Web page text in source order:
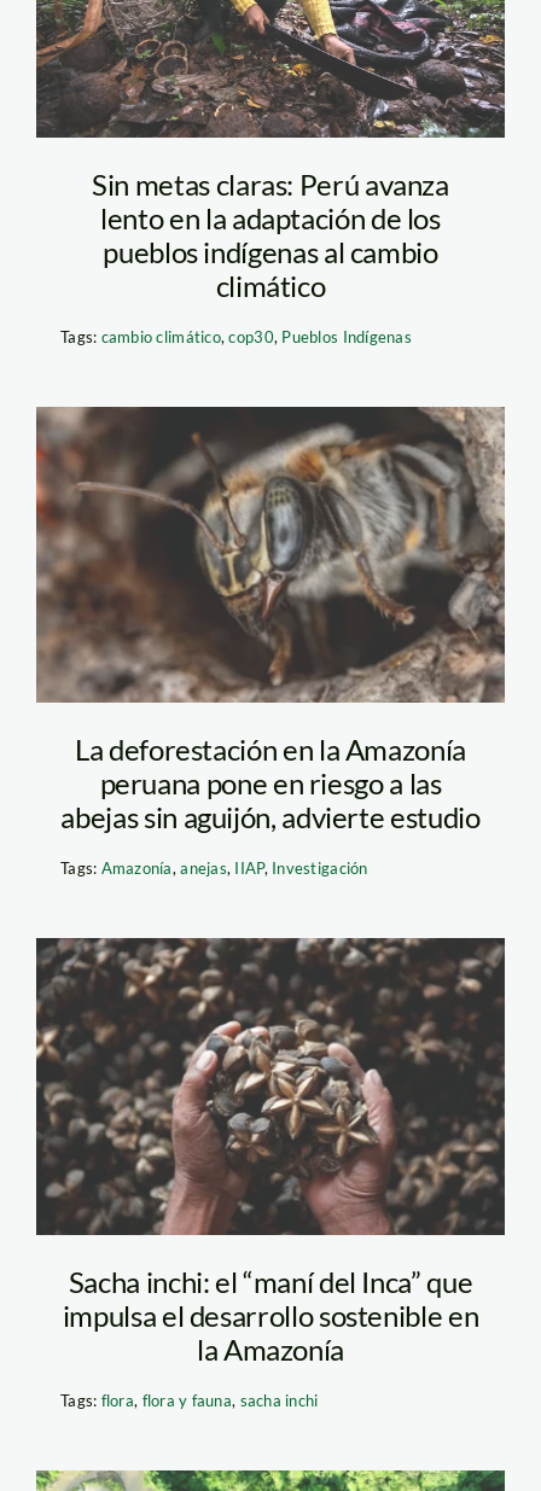
Sin metas claras: Perú avanza
lento en la adaptación de los
pueblos indígenas al cambio
climático
Tags: cambio climático,cop30, Pueblos Indígenas
abejas sin
aguijon_deforestacion
La deforestación en la Amazonía
peruana pone en riesgo a las
abejas sin aguijón, advierte estudio
Tags: Amazonía,anejas, IIAP, Investigación
Sacha Inchi_Thomas
Müller SPDA
Sacha inchi: el “maní del Inca” que
impulsa el desarrollo sostenible en
la Amazonía
Tags: flora, flora y fauna, sacha inchi